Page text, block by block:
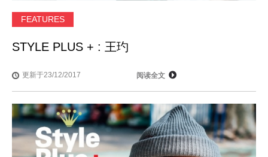
FEATURES
STYLE PLUS + : 王玓
更新于23/12/2017 阅读全文